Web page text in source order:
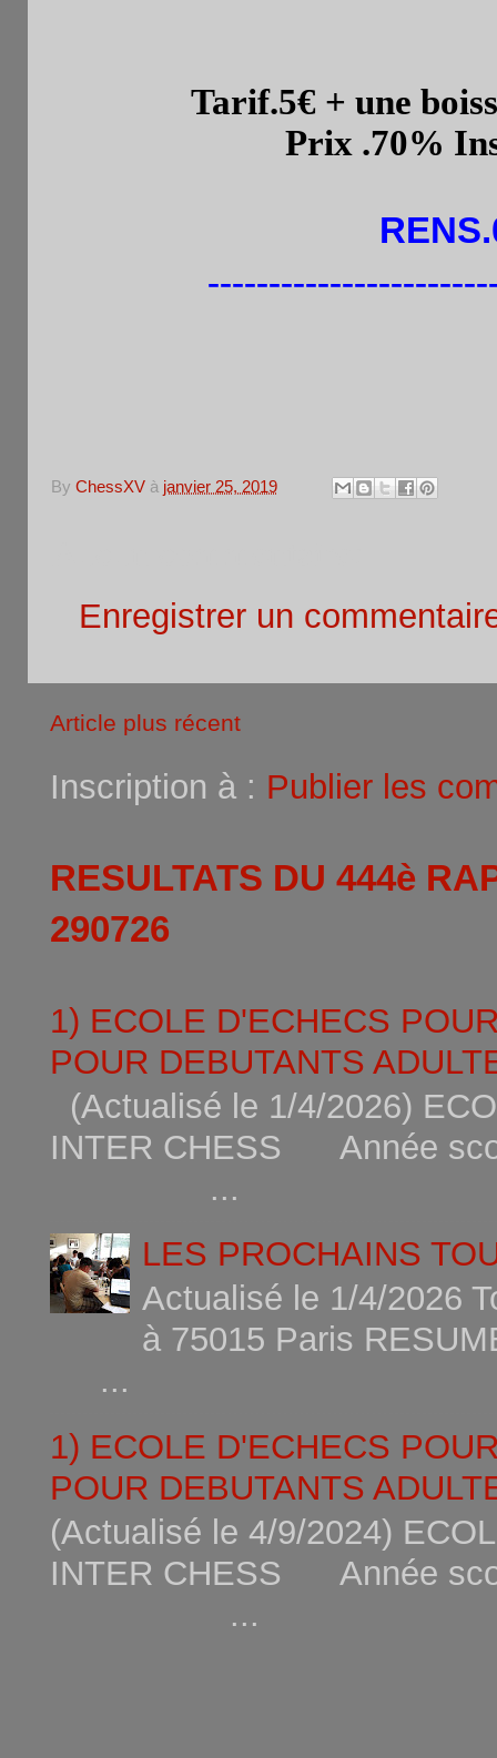
Tarif.5€ + une
Prix .70%
By ChessXV à janvier 25, 2019
Enregistrer un
Article plus récent
Inscription à : Publier les
RESULTATS DU 444è
290726
1) ECOLE D'ECHECS
POUR DEBUTANTS
(Actualisé le 1/4/2026)
INTER CHESS Année
...
LES PROCHAINS
Actualisé le 1/4/2026
à 75015
...
1) ECOLE D'ECHECS
POUR DEBUTANTS
(Actualisé le 4/9/2024)
INTER CHESS Année
...